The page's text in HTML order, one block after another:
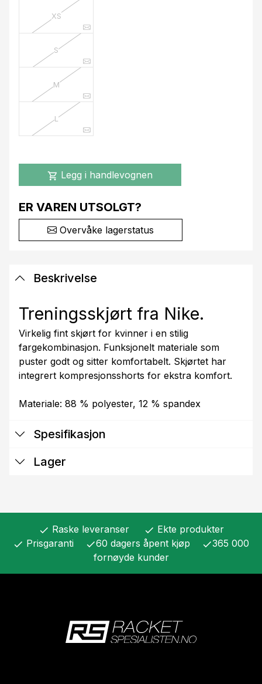
XS
S
M
L
shopping_cart Legg i handlevognen
ER VAREN UTSOLGT?
Overvåke lagerstatus
Beskrivelse
Treningsskjørt fra Nike.
Virkelig fint skjørt for kvinner i en stilig
fargekombinasjon. Funksjonelt materiale som
puster godt og sitter komfortabelt. Skjørtet har
integrert kompresjonsshorts for ekstra komfort.
Materiale: 88 % polyester, 12 % spandex
Spesifikasjon
Lager
check Raske leveranser check Ekte produkter
check Prisgaranti check60 dagers åpent kjøp check365 000
fornøyde kunder